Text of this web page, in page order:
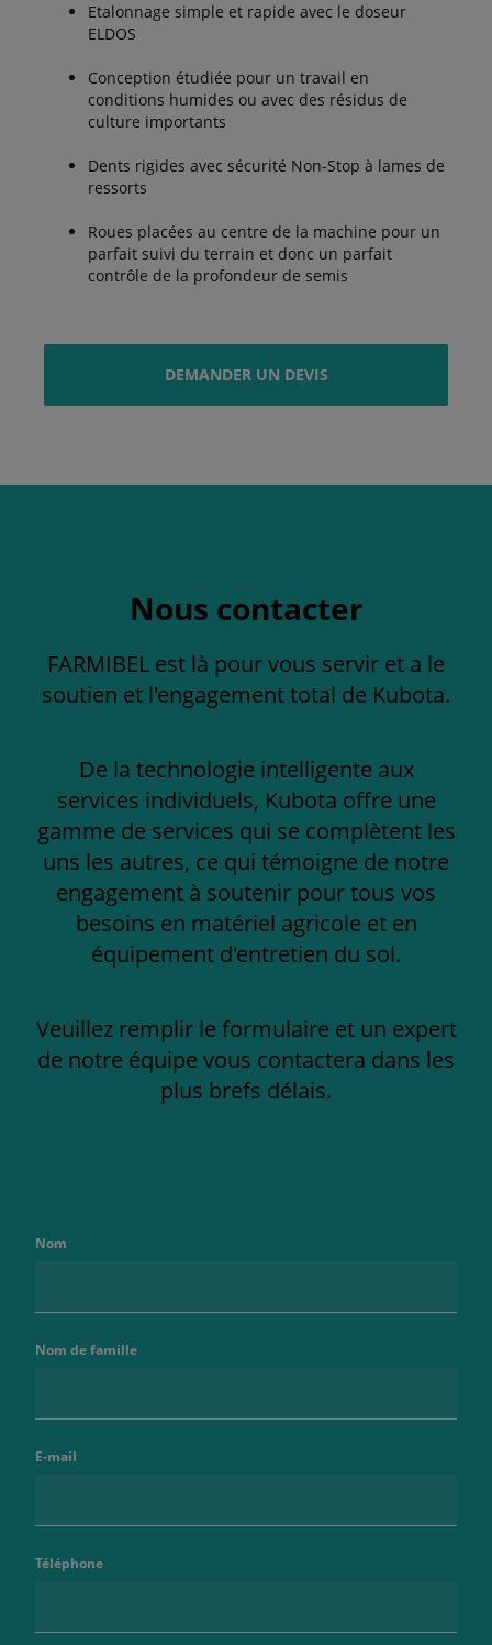
Etalonnage simple et rapide avec le doseur
ELDOS
Conception étudiée pour un travail en
conditions humides ou avec des résidus de
culture importants
Dents rigides avec sécurité Non-Stop à lames de
ressorts
Roues placées au centre de la machine pour un
parfait suivi du terrain et donc un parfait
contrôle de la profondeur de semis
DEMANDER UN DEVIS
Nous contacter
FARMIBEL est là pour vous servir et a le
soutien et l'engagement total de Kubota.
De la technologie intelligente aux
services individuels, Kubota offre une
gamme de services qui se complètent les
uns les autres, ce qui témoigne de notre
engagement à soutenir pour tous vos
besoins en matériel agricole et en
équipement d'entretien du sol.
Veuillez remplir le formulaire et un expert
de notre équipe vous contactera dans les
plus brefs délais.
Nom
Nom de famille
E-mail
Téléphone